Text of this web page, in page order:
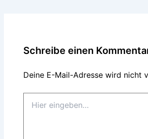
Schreibe einen
Deine E-Mail-Adresse wird nicht
eingeben…